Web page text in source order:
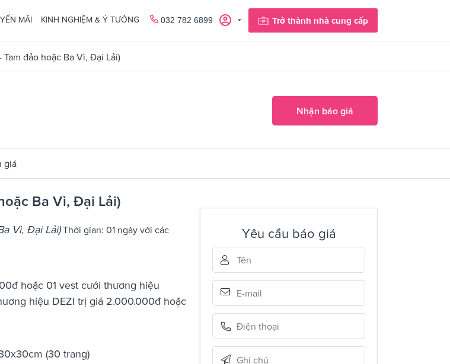
Trở thành nhà cung cấp
032 782 6899
MÃI KINH NGHIỆM & Ý TƯỞNG
đảo hoặc Ba Vì, Đại Lải)
Nhận báo giá
giá
Ba Vì, Đại Lải)
Vì, Đại Lải)Thời gian: 01 ngày với các
hoặc 01 vest cưới thương hiệu
hiệu DEZI trị giá 2.000.000đ hoặc
(30 trang)
Yêu cầu báo giá